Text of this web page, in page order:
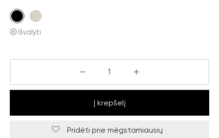
Išvalyti
Į krepšelį
Pridėti prie mėgstamiausių